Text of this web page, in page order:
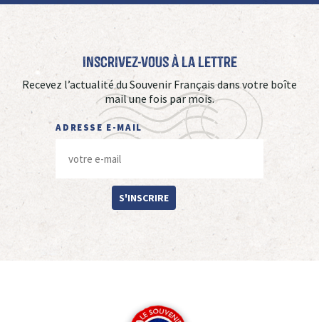
Inscrivez-vous à La Lettre
Recevez l’actualité du Souvenir Français dans votre boîte
mail une fois par mois.
ADRESSE E-MAIL
S'INSCRIRE